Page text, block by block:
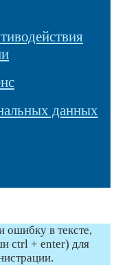
данных
в тексте,
ctrl + enter) для